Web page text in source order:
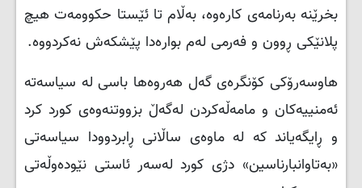
بخرێنە بەرنامەی کارەوە، بەڵام تا ئێستا حکوومەت هیچ
پلانێکی ڕوون و فەرمی لەم بوارەدا پێشکەش نەکردووە.
هاوسەرۆکی کۆنگرەی گەل هەروەها باسی لە سیاسەتە
ئەمنییەکان و مامەڵەکردن لەگەڵ بزووتنەوەی کورد کرد
و ڕایگەیاند کە لە ماوەی ساڵانی ڕابردوودا سیاسەتی
«بەتاوانبارناسین» دژی کورد لەسەر ئاستی نێودەوڵەتی